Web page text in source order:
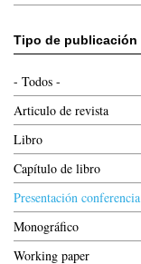
Tipo de publicación
- Todos -
Articulo de revista
Libro
Capítulo de libro
Presentación conferencia
Monográfico
Working paper